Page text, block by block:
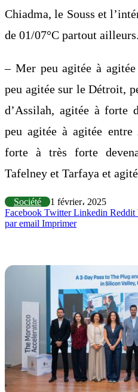
Chiadma, le Souss et
de 01/07°C partout ailleurs.
– Mer peu agitée à
peu agitée sur le Détroit,
d’Assilah, agitée à forte
peu agitée à agitée
forte à très forte
Tafelney et Tarfaya et
Société
1 février، 2025
Facebook Twitter Linkedin Reddit
par email Imprimer